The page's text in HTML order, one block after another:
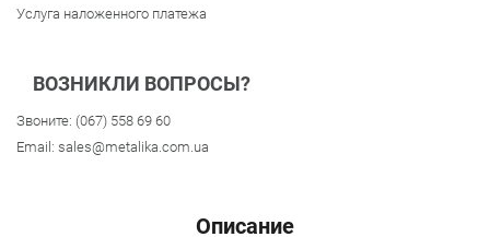
Услуга наложенного платежа
ВОЗНИКЛИ ВОПРОСЫ?
Звоните: (067) 558 69 60
Email: sales@metalika.com.ua
Описание